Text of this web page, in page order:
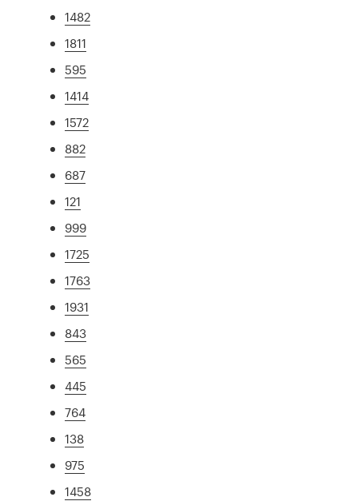
1482
1811
595
1414
1572
882
687
121
999
1725
1763
1931
843
565
445
764
138
975
1458